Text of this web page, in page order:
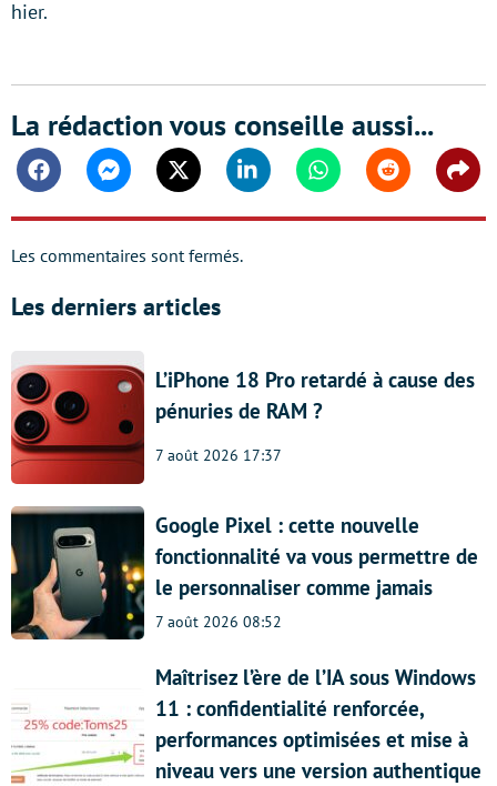
hier.
La rédaction vous conseille aussi...
FacebookMessengerTwitter Linkedin WhatsappReddit
Les commentaires sont fermés.
Les derniers articles
L’iPhone 18 Pro retardé à cause des
pénuries de RAM ?
7 août 2026 17:37
Google Pixel : cette nouvelle
fonctionnalité va vous permettre de
le personnaliser comme jamais
7 août 2026 08:52
Maîtrisez l’ère de l’IA sous Windows
11 : confidentialité renforcée,
performances optimisées et mise à
niveau vers une version authentique